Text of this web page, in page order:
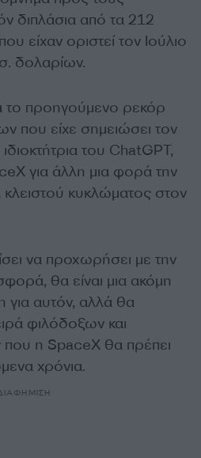
διπλάσια από τα 212
είχαν οριστεί τον Ιούλιο
δολαρίων.
το προηγούμενο ρεκόρ
που είχε σημειώσει τον
του ChatGPT,
για άλλη μια φορά την
κλειστού κυκλώματος στον
να προχωρήσει με την
θα είναι μια ακόμη
για αυτόν, αλλά θα
φιλόδοξων και
που η SpaceX θα πρέπει
χρόνια.